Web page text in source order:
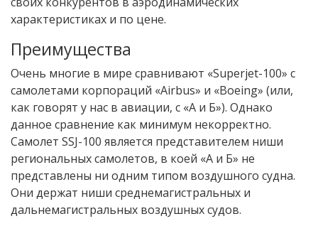
характеристиках и по цене.
Преимущества
Очень многие в мире сравнивают «Superjet-100» с
самолетами корпораций «Airbus» и «Boeing» (или,
как говорят у нас в авиации, с «А и Б»). Однако
данное сравнение как минимум некорректно.
Самолет SSJ-100 является представителем ниши
региональных самолетов, в коей «А и Б» не
представлены ни одним типом воздушного судна.
Они держат ниши среднемагистральных и
дальнемагистральных воздушных судов.